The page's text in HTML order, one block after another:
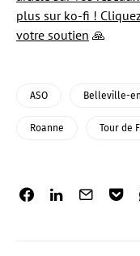
plus sur ko-fi !
votre soutien 🙏
ASO Belleville-
Roanne Tour de